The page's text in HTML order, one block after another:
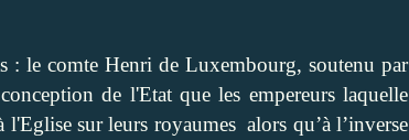
: le comte Henri de Luxembourg, soutenu par
de l'Etat que les empereurs laquelle
l'Eglise sur leurs royaumes alors qu’à l’inverse